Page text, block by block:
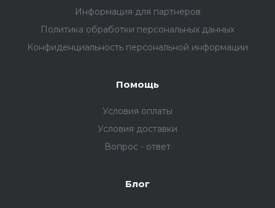
Информация для партнеров
Политика обработки персональных данных
Конфиденциальность персональной информации
Помощь
Условия оплаты
Условия доставки
Вопрос - ответ
Блог